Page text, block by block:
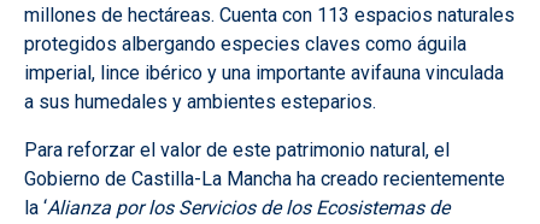
millones de hectáreas. Cuenta con 113 espacios naturales
protegidos albergando especies claves como águila
imperial, lince ibérico y una importante avifauna vinculada
a sus humedales y ambientes esteparios.
Para reforzar el valor de este patrimonio natural, el
Gobierno de Castilla-La Mancha ha creado recientemente
la ‘Alianza por los Servicios de los Ecosistemas de